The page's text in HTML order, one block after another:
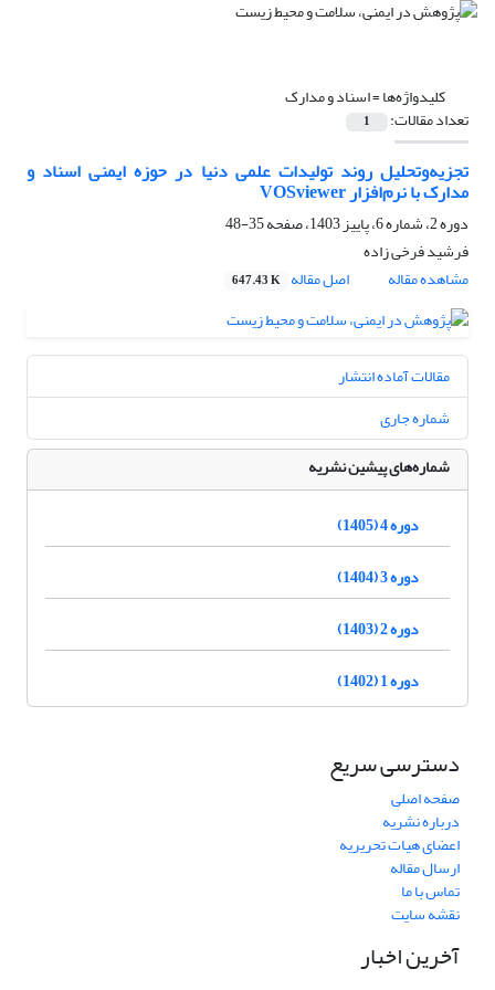
کلیدواژه‌ها =اسناد و مدارک
تعداد مقالات: 1
تجزیه‌وتحلیل روند تولیدات علمی دنیا در حوزه ایمنی اسناد و
مدارک با نرم‌افزار VOSviewer
دوره 2، شماره 6، پاییز 1403، صفحه
35-48
فرشید فرخی زاده
مشاهده مقاله
اصل مقاله 647.43 K
مقالات آماده انتشار
شماره جاری
شماره‌های پیشین نشریه
دوره 4 (1405)
دوره 3 (1404)
دوره 2 (1403)
دوره 1 (1402)
دسترسی سریع
صفحه اصلی
درباره نشریه
اعضای هیات تحریریه
ارسال مقاله
تماس با ما
نقشه سایت
آخرین اخبار